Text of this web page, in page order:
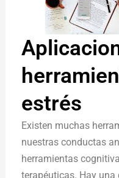
estrés
Existen muchas
nuestras conductas
herramientas
terapéuticas. Hay